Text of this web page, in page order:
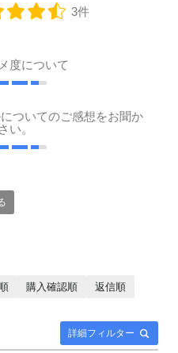
3件
度について
ついてのご感想をお聞か
い。
詳細フィルター
購入確認順
返信順